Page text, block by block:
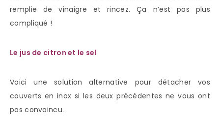
remplie de vinaigre et rincez. Ça n’est pas plus
compliqué !
Le jus de citron et le sel
Voici une solution alternative pour détacher vos
couverts en inox si les deux précédentes ne vous ont
pas convaincu.